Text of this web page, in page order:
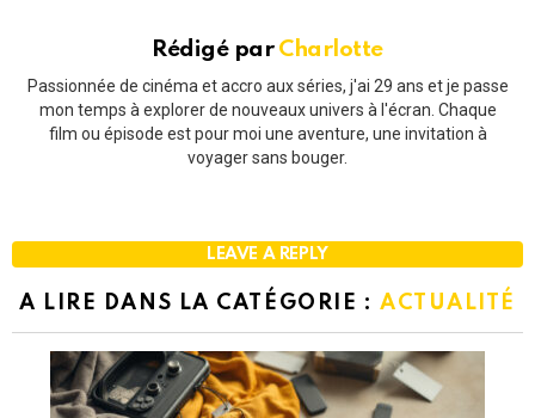
Rédigé par Charlotte
Passionnée de cinéma et accro aux séries, j'ai 29 ans et je passe
mon temps à explorer de nouveaux univers à l'écran. Chaque
film ou épisode est pour moi une aventure, une invitation à
voyager sans bouger.
LEAVE A REPLY
A LIRE DANS LA CATÉGORIE : ACTUALITÉ